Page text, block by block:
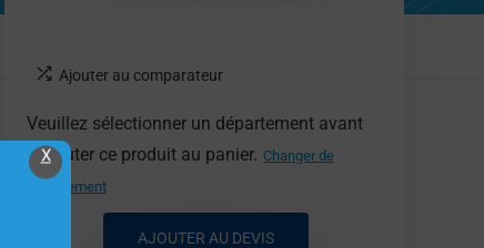
Ajouter au comparateur
Veuillez sélectionner un département avant
d'ajouter ce produit au panier. Changer de
département
AJOUTER AU DEVIS
X